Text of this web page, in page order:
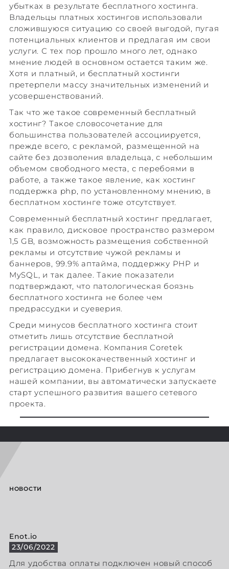
убытках в результате бесплатного хостинга.
Владельцы платных хостингов использовали
сложившуюся ситуацию со своей выгодой, пугая
потенциальных клиентов и предлагая им свои
услуги. С тех пор прошло много лет, однако
мнение людей в основном остается таким же.
Хотя и платный, и бесплатный хостинги
претерпели массу значительных изменений и
усовершенствований.
Так что же такое современный бесплатный
хостинг? Такое словосочетание для
большинства пользователей ассоциируется,
прежде всего, с рекламой, размещенной на
сайте без дозволения владельца, с небольшим
объемом свободного места, с перебоями в
работе, а также такое явление, как хостинг
поддержка php, по установленному мнению, в
бесплатном хостинге тоже отсутствует.
Современный бесплатный хостинг предлагает,
как правило, дисковое пространство размером
1,5 GB, возможность размещения собственной
рекламы и отсутствие чужой рекламы и
баннеров, 99.9% аптайма, поддержку PHP и
MySQL, и так далее. Такие показатели
подтверждают, что патологическая боязнь
бесплатного хостинга не более чем
предрассудки и суеверия.
Среди минусов бесплатного хостинга стоит
отметить лишь отсутствие бесплатной
регистрации домена. Компания Coretek
предлагает высококачественный хостинг и
регистрацию домена. Прибегнув к услугам
нашей компании, вы автоматически запускаете
старт успешного развития вашего сетевого
проекта.
НОВОСТИ
Enot.io
23/06/2022
Для удобства оплаты подключен новый способ